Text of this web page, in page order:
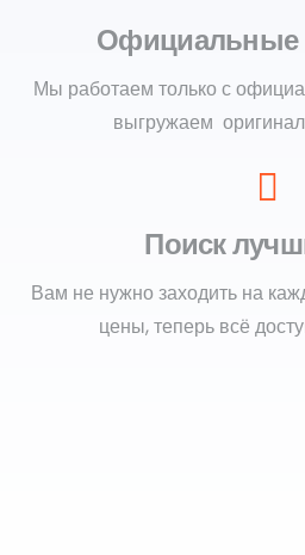
Официальные
Мы работаем только с
выгружаем
Поиск
Вам не нужно заходить на
цены, теперь всё